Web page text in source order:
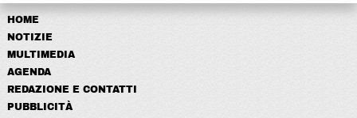
HOME
NOTIZIE
MULTIMEDIA
AGENDA
REDAZIONE E CONTATTI
PUBBLICITÀ